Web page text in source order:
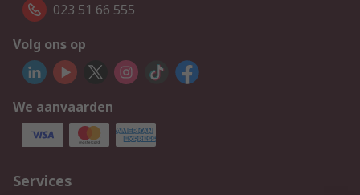
023 51 66 555
Volg ons op
We aanvaarden
Services